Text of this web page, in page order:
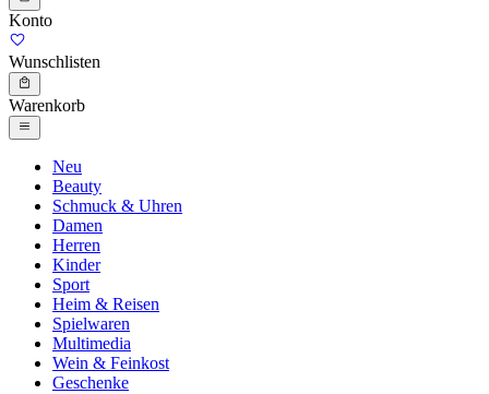
Konto
Wunschlisten
Warenkorb
Neu
Beauty
Schmuck & Uhren
Damen
Herren
Kinder
Sport
Heim & Reisen
Spielwaren
Multimedia
Wein & Feinkost
Geschenke